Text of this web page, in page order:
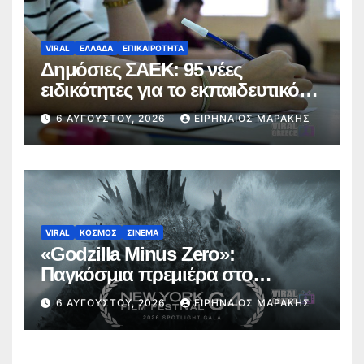
VIRAL ΕΛΛΑΔΑ ΕΠΙΚΑΙΡΟΤΗΤΑ
Δημόσιες ΣΑΕΚ: 95 νέες
ειδικότητες για το εκπαιδευτικό
έτος 2026-2027
6 ΑΥΓΟΎΣΤΟΥ, 2026 ΕΙΡΗΝΑΊΟΣ ΜΑΡΆΚΗΣ
VIRAL ΚΟΣΜΟΣ ΣΙΝΕΜΑ
«Godzilla Minus Zero»:
Παγκόσμια πρεμιέρα στο
Φεστιβάλ Κινηματογράφου της
Νέας Υόρκης (trailer)
6 ΑΥΓΟΎΣΤΟΥ, 2026 ΕΙΡΗΝΑΊΟΣ ΜΑΡΆΚΗΣ